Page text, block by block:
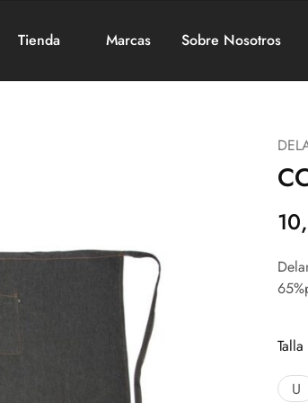
Tienda Marcas Sobre Nosotros
Talla
U